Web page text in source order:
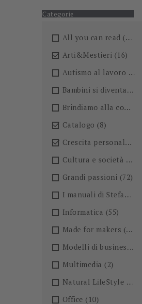
Categorie
All you can read (205)
 Arti&Mestieri (16)
Autismo al lavoro
(5)
Bambini si diventa
(4)
Brindiamo alla conoscenza!🍺
 Catalogo (8)
 Crescita personale
Cultura e società
(36)
Grandi passioni (72)
I manuali di Stefano Anselmo
Informatica (55)
Made for makers (13)
Modelli di business(57)
Multimedia (2)
Natural LifeStyle
(4)
Office (10)